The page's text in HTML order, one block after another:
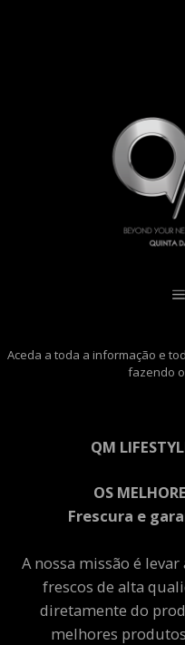
Aceda a toda a informação e
fazendo
QM
OS
Frescura e
A nossa missão é
frescos de alta
diretamente do
melhores